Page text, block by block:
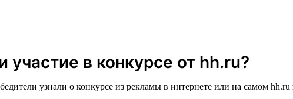
участие в конкурсе от hh.ru?
узнали о конкурсе из рекламы в интернете или на самом